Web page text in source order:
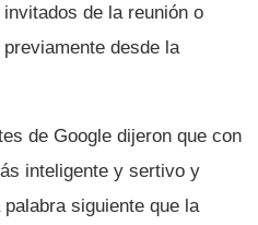
de la reunión o
desde la
de Google dijeron que con
inteligente y sertivo y
siguiente que la